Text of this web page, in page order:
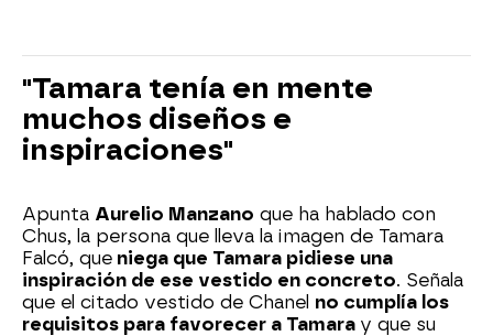
"Tamara tenía en mente
muchos diseños e
inspiraciones"
Apunta Aurelio Manzano que ha hablado con
Chus, la persona que lleva la imagen de Tamara
Falcó, que niega que Tamara pidiese una
inspiración de ese vestido en concreto. Señala
que el citado vestido de Chanel no cumplía los
requisitos para favorecer a Tamara y que su